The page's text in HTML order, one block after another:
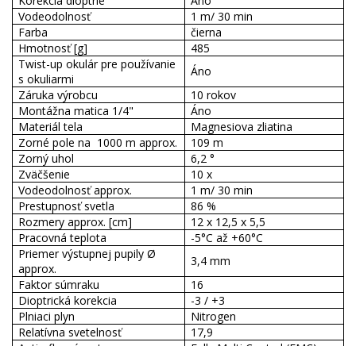
Vodeodolnosť
1 m/ 30 min
Farba
čierna
Hmotnosť [g]
485
Twist-up okulár pre používanie
s okuliarmi
Áno
Záruka výrobcu
10 rokov
Montážna matica 1/4"
Áno
Materiál tela
Magnesiova zliatina
Zorné pole na 1000 m approx.
109 m
Zorný uhol
6,2 °
Zväčšenie
10 x
Vodeodolnosť approx.
1 m/ 30 min
Prestupnosť svetla
86 %
Rozmery approx. [cm]
12 x 12,5 x 5,5
Pracovná teplota
-5°C až +60°C
Priemer výstupnej pupily Ø
approx.
3,4 mm
Faktor súmraku
16
Dioptrická korekcia
-3 / +3
Plniaci plyn
Nitrogen
Relatívna svetelnosť
17,9